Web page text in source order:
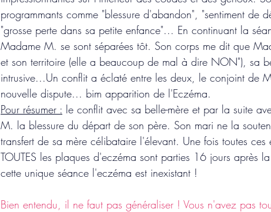
programmants comme "blessure d'abandon", "sentiment de
"grosse perte dans sa petite enfance"... En continuant la
Madame M. se sont séparées tôt. Son corps me dit que
et son territoire (elle a beaucoup de mal à dire NON"), sa
intrusive...Un conflit a éclaté entre les deux, le conjoint de
nouvelle dispute... bim apparition de l'Eczéma.
Pour résumer : le conflit avec sa belle-mère et par la suite
M. la blessure du départ de son père. Son mari ne la
transfert de sa mère célibataire l'élevant. Une fois toutes ces
TOUTES les plaques d'eczéma sont parties 16 jours après
cette unique séance l'eczéma est inexistant !
Bien entendu, il ne faut pas généraliser ! Vous n'avez pas